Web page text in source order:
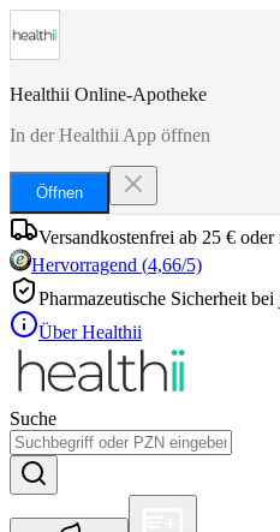
Healthii Online-Apotheke
In der Healthii App öffnen
Öffnen
Versandkostenfrei ab 25 €
Hervorragend (4,66/5)
Pharmazeutische Sicherheit
Über Healthii
Suche